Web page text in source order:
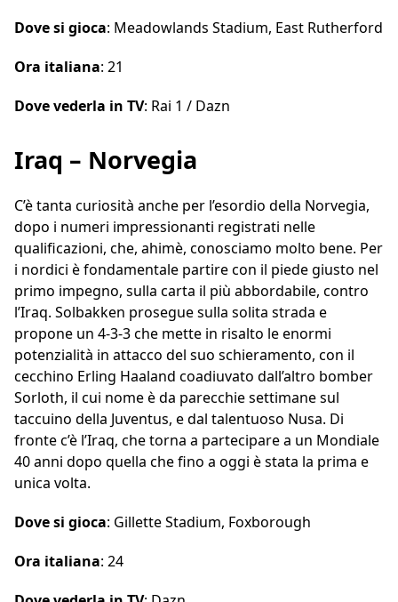
Dove si gioca: Meadowlands Stadium, East Rutherford
Ora italiana: 21
Dove vederla in TV: Rai 1 / Dazn
Iraq – Norvegia
C’è tanta curiosità anche per l’esordio della Norvegia,
dopo i numeri impressionanti registrati nelle
qualificazioni, che, ahimè, conosciamo molto bene. Per
i nordici è fondamentale partire con il piede giusto nel
primo impegno, sulla carta il più abbordabile, contro
l’Iraq. Solbakken prosegue sulla solita strada e
propone un 4-3-3 che mette in risalto le enormi
potenzialità in attacco del suo schieramento, con il
cecchino Erling Haaland coadiuvato dall’altro bomber
Sorloth, il cui nome è da parecchie settimane sul
taccuino della Juventus, e dal talentuoso Nusa. Di
fronte c’è l’Iraq, che torna a partecipare a un Mondiale
40 anni dopo quella che fino a oggi è stata la prima e
unica volta.
Dove si gioca: Gillette Stadium, Foxborough
Ora italiana: 24